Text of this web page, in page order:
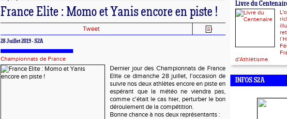
France Elite : Momo et Yanis encore en piste !
Tweet
28 Juillet 2019 - S2A
Championnats de France
Dernier jour des Championnats de France
Elite ce dimanche 28 juillet, l'occasion de
suivre nos deux athlètes encore en piste en
espérant que la météo ne viendra pas,
comme c'était le cas hier, perturber le bon
déroulement de la compétition.
Bonne chance à nos deux représentants :
Livre du
d'Athlétisme.
INFOS S2A